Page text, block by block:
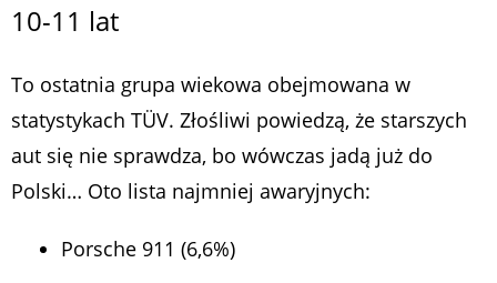
10-11 lat
To ostatnia grupa wiekowa obejmowana w
statystykach TÜV. Złośliwi powiedzą, że starszych
aut się nie sprawdza, bo wówczas jadą już do
Polski… Oto lista najmniej awaryjnych:
Porsche 911 (6,6%)